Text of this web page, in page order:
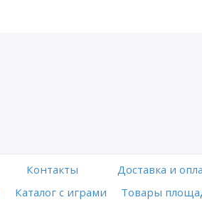
Контакты Доставка и
Каталог с играми Товары